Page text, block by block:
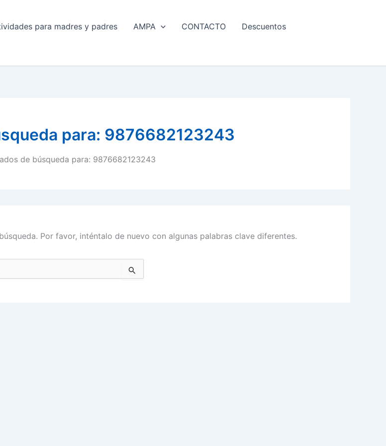
para madres y padres AMPA CONTACTO
Descuentos
para: 9876682123243
de búsqueda para: 9876682123243
Por favor, inténtalo de nuevo con algunas palabras clave diferentes.